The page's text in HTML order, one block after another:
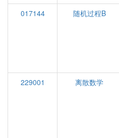
017144
随机过程B
229001
离散数学